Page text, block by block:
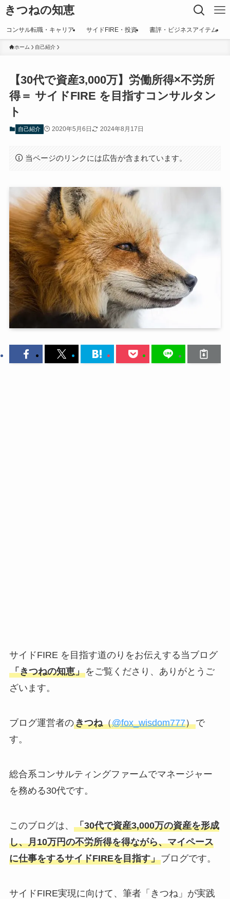
きつねの知恵
コンサル転職・キャリア サイドFIRE・投資 書評・ビジネスアイテム
ホーム 自己紹介
【30代で資産3,000万】労働所得×不労所
得＝ サイドFIRE を目指すコンサルタン
ト
自己紹介 2020年5月6日 2024年8月17日
当ページのリンクには広告が含まれています。
サイドFIRE を目指す道のりをお伝えする当ブログ
「きつねの知恵」をご覧くださり、ありがとうご
ざいます。
ブログ運営者のきつね（@fox_wisdom777）で
す。
総合系コンサルティングファームでマネージャー
を務める30代です。
このブログは、 「30代で資産3,000万の資産を形成
し、月10万円の不労所得を得ながら、マイペース
に仕事をするサイドFIREを目指す」ブログです。
サイドFIRE実現に向けて、筆者「きつね」が実践